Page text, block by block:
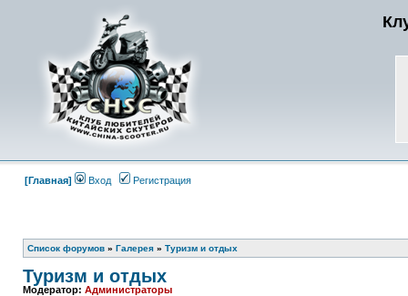
[Главная] Вход Регистрация
Список форумов » Галерея » Туризм и отдых
Туризм и отдых
Модератор: Администраторы